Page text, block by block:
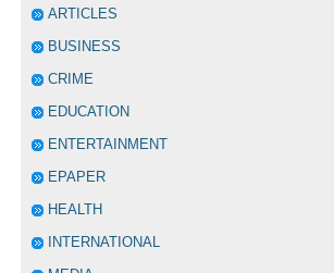
ARTICLES
BUSINESS
CRIME
EDUCATION
ENTERTAINMENT
EPAPER
HEALTH
INTERNATIONAL